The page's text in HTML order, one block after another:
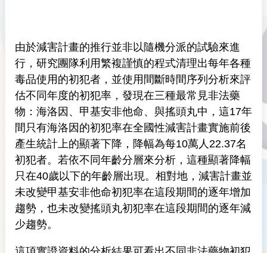
由於減害計畫的推行並非以隨機分派的試驗來進
行，研究團隊利用繁複謹慎的程式清理出每年各種
毒品使用的初犯者，並使用間斷時間序列分析來評
估不同年度的初犯率，發現在三種最常見非法藥
物：海洛因、甲基安非他命、與搖頭丸中，這17年
間只有海洛因的初犯率在全國性減害計畫實施前後
產生統計上的顯著下降，降幅為每10萬人22.37名
初犯者。若依不同年齡分層來分析，這種顯著降幅
只在40歲以下的年齡層出現。相對地，減害計畫並
未改變甲基安非他命初犯率在這段期間的逐年增加
趨勢，也未改變搖頭丸初犯率在這段期間的逐年減
少趨勢。